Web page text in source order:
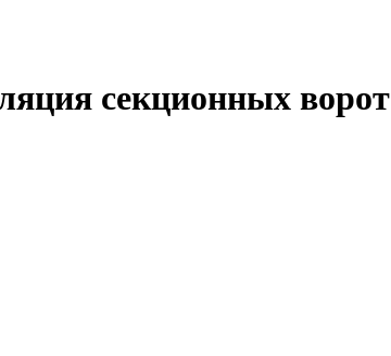
секционных ворот